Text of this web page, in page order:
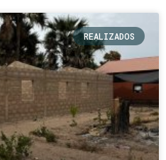
REALIZADOS